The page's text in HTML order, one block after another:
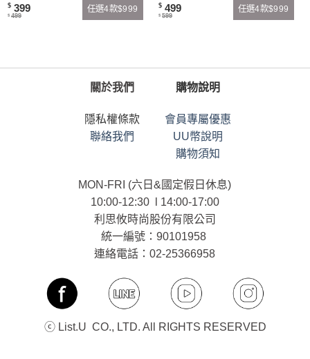
$ 399
$ 499
任選4款$999 $ 499
$ 599
任選4款$999
關於我們
隱私權條款
聯絡我們
購物說明
會員專屬優惠
UU幣說明
購物須知
MON-FRI (六日&國定假日休息)
10:00-12:30 l 14:00-17:00
利思攸時尚股份有限公司
統一編號：90101958
連絡電話：02-25366958
ⓒ List.U CO., LTD. All RIGHTS RESERVED